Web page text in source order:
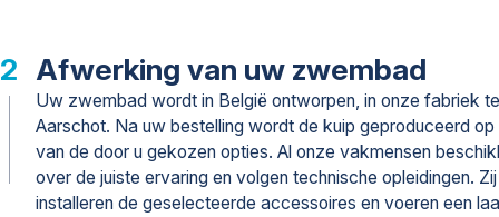
Afwerking van uw zwembad
Uw zwembad wordt in België ontworpen, in onze fabriek te
Aarschot. Na uw bestelling wordt de kuip geproduceerd op
van de door u gekozen opties. Al onze vakmensen
over de juiste ervaring en volgen technische opleidingen. Zij
installeren de geselecteerde accessoires en voeren een